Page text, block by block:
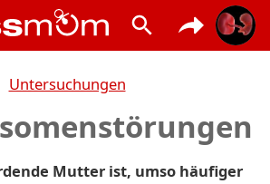
Untersuchungen
Mutter ist, umso häufiger